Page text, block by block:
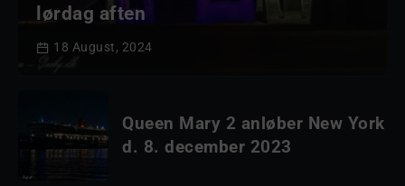
lørdag aften
18 August, 2024
Queen Mary 2 anløber New York
d. 8. december 2023